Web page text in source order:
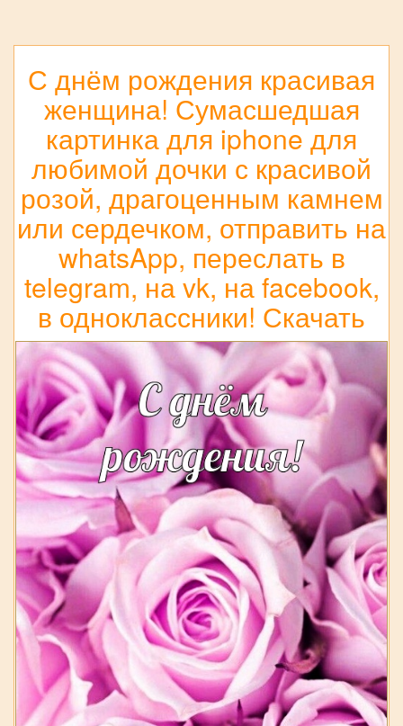
С днём рождения красивая
женщина! Сумасшедшая
картинка для iphone для
любимой дочки с красивой
розой, драгоценным камнем
или сердечком, отправить на
whatsApp, переслать в
telegram, на vk, на facebook,
в одноклассники! Скачать